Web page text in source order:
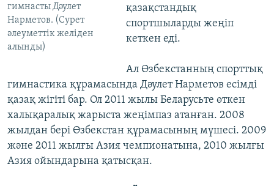
гимнасты Дәулет
Нарметов. (Сурет
әлеуметтік желіден
алынды)
қазақстандық
спортшыларды жеңіп
кеткен еді.
Ал Өзбекстанның спорттық
гимнастика құрамасында Дәулет Нарметов есімді
қазақ жігіті бар. Ол 2011 жылы Беларусьте өткен
халықаралық жарыста жеңімпаз атанған. 2008
жылдан бері Өзбекстан құрамасының мүшесі. 2009
және 2011 жылғы Азия чемпионатына, 2010 жылғы
Азия ойындарына қатысқан.